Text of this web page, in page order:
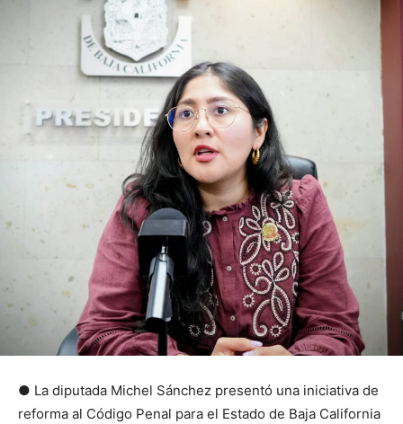
● La diputada Michel Sánchez presentó una iniciativa de
reforma al Código Penal para el Estado de Baja California